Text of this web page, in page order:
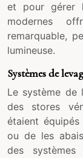
et pour gérer
modernes
remarquable,
lumineuse.
Systèmes de
Le système de
des stores
étaient
ou de les
des